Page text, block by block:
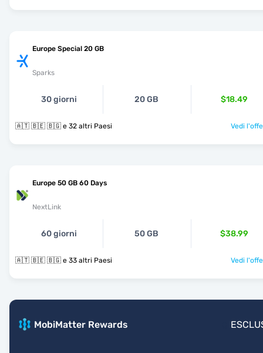
Europe Special 20 GB
Sparks
30 giorni 20 GB $18.49
🇦🇹 🇧🇪 🇧🇬 e 32 altri Paesi Vedi
Europe 50 GB 60 Days
NextLink
60 giorni 50 GB $38.99
🇦🇹 🇧🇪 🇧🇬 e 33 altri Paesi Vedi
MobiMatter Rewards